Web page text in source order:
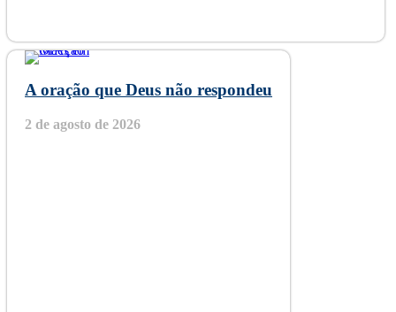
A oração que Deus não respondeu
2 de agosto de 2026